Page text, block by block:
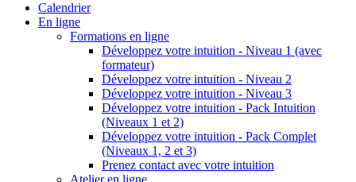
Calendrier
En ligne
Formations en ligne
Développez votre intuition - Niveau 1 (avec
formateur)
Développez votre intuition - Niveau 2
Développez votre intuition - Niveau 3
Développez votre intuition - Pack Intuition
(Niveaux 1 et 2)
Développez votre intuition - Pack Complet
(Niveaux 1, 2 et 3)
Prenez contact avec votre intuition
Atelier en ligne